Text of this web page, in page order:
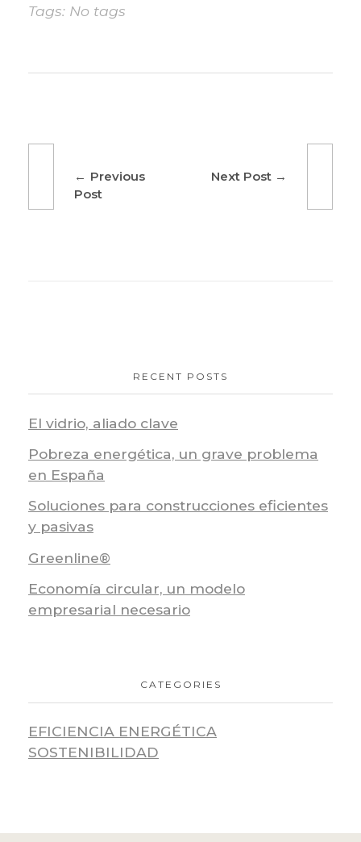
Tags: No tags
Previous
Post
Next Post
RECENT POSTS
El vidrio, aliado clave
Pobreza energética, un grave problema
en España
Soluciones para construcciones eficientes
y pasivas
Greenline®
Economía circular, un modelo
empresarial necesario
CATEGORIES
EFICIENCIA ENERGÉTICA
SOSTENIBILIDAD